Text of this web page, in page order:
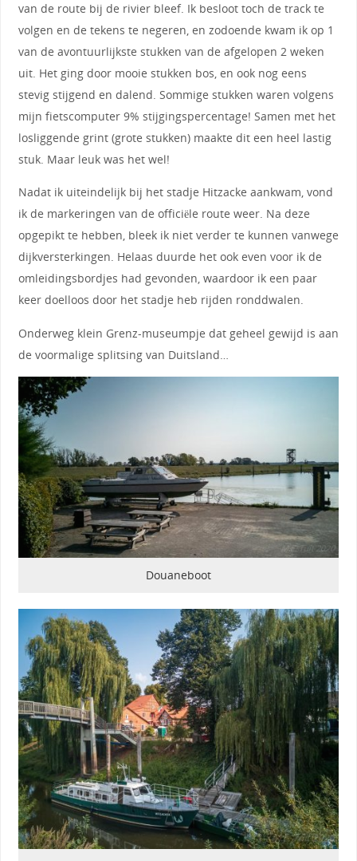
van de route bij de rivier bleef. Ik besloot toch de track te
volgen en de tekens te negeren, en zodoende kwam ik op 1
van de avontuurlijkste stukken van de afgelopen 2 weken
uit. Het ging door mooie stukken bos, en ook nog eens
stevig stijgend en dalend. Sommige stukken waren volgens
mijn fietscomputer 9% stijgingspercentage! Samen met het
losliggende grint (grote stukken) maakte dit een heel lastig
stuk. Maar leuk was het wel!
Nadat ik uiteindelijk bij het stadje Hitzacke aankwam, vond
ik de markeringen van de officiële route weer. Na deze
opgepikt te hebben, bleek ik niet verder te kunnen vanwege
dijkversterkingen. Helaas duurde het ook even voor ik de
omleidingsbordjes had gevonden, waardoor ik een paar
keer doelloos door het stadje heb rijden ronddwalen.
Onderweg klein Grenz-museumpje dat geheel gewijd is aan
de voormalige splitsing van Duitsland…
Douaneboot